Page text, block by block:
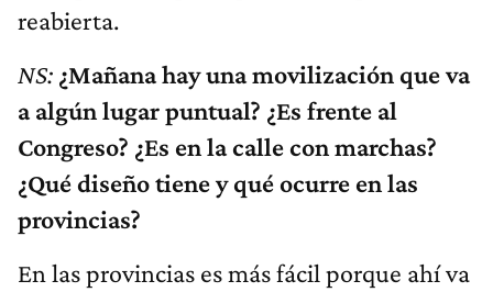
reabierta.
NS: ¿Mañana hay una movilización que va
a algún lugar puntual? ¿Es frente al
Congreso? ¿Es en la calle con marchas?
¿Qué diseño tiene y qué ocurre en las
provincias?
En las provincias es más fácil porque ahí va